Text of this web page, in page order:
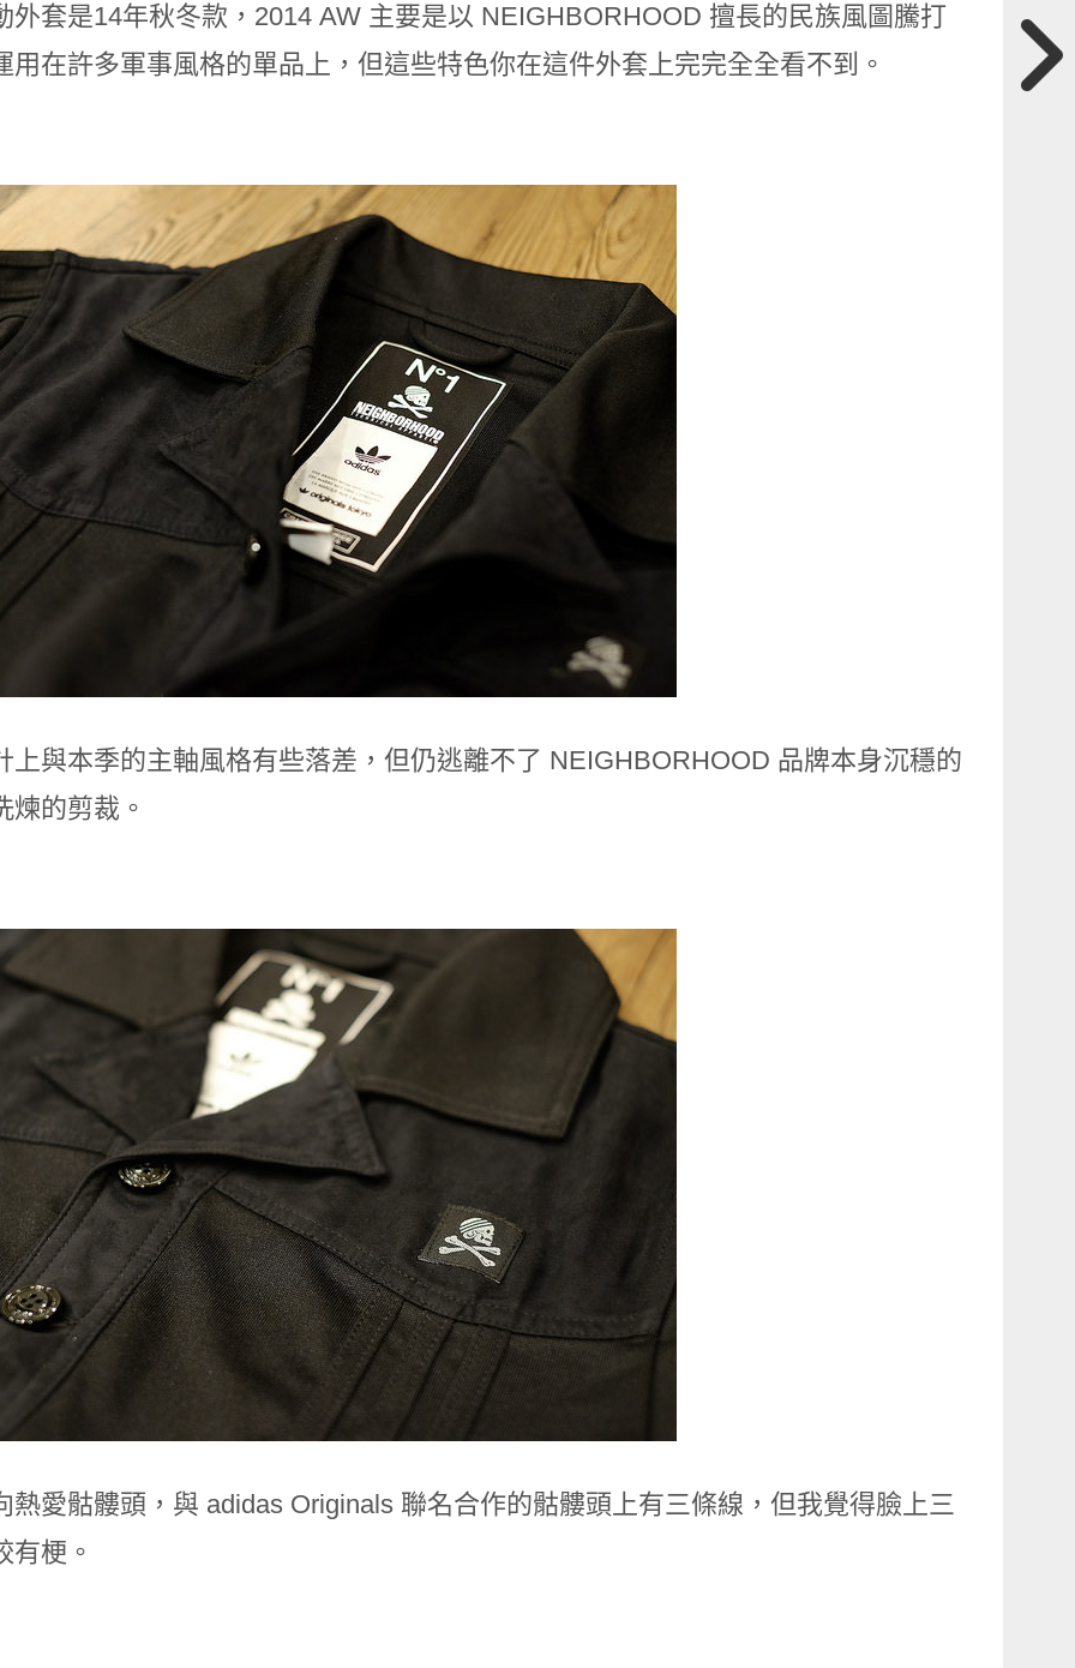
外套是14年秋冬款，2014 AW 主要是以 NEIGHBORHOOD 擅長的民族風圖騰打
用在許多軍事風格的單品上，但這些特色你在這件外套上完完全全看不到。
上與本季的主軸風格有些落差，但仍逃離不了 NEIGHBORHOOD 品牌本身沉穩的
煉的剪裁。
熱愛骷髏頭，與 adidas Originals 聯名合作的骷髏頭上有三條線，但我覺得臉上三
有梗。